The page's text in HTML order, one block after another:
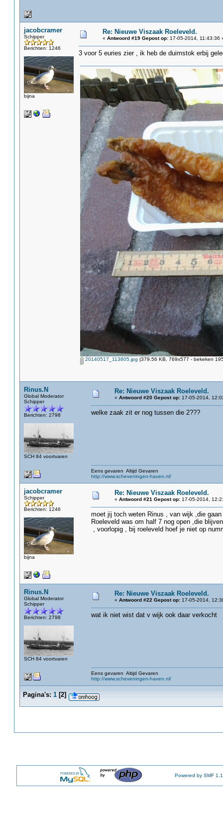
jacobcramer
Schipper
Berichten: 1246
bijna
Re: Nieuwe Viszaak Roeleveld.
« Antwoord #19 Gepost op:17-05-2014, 11:43:36
3 voor 5 euries zier , ik heb de duimstok erbij
20140517_113805.jpg (379.56 KB, 769x577 - bekeken
Rinus.N
Global Moderator
Schipper
Berichten: 2798
SCH 84 voortvaren
Re: Nieuwe Viszaak Roeleveld.
« Antwoord #20 Gepost op:17-05-2014,
welke zaak zit er nog tussen die 2???
Eens gevaren Altijd Gevaren
http://www.scheveningen-haven.nl/
jacobcramer
Schipper
Berichten: 1246
bijna
Re: Nieuwe Viszaak Roeleveld.
« Antwoord #21 Gepost op:17-05-2014,
moet jij toch weten Rinus , van wijk ,die
Roeleveld was om half 7 nog open ,die
, voorlopig , bij roeleveld hoef je niet op
Rinus.N
Global Moderator
Schipper
Berichten: 2798
SCH 84 voortvaren
Re: Nieuwe Viszaak Roeleveld.
« Antwoord #22 Gepost op:17-05-2014,
wat ik niet wist dat v wijk ook daar verkocht
Eens gevaren Altijd Gevaren
http://www.scheveningen-haven.nl/
Pagina's: 1[2]
Powered by SMF